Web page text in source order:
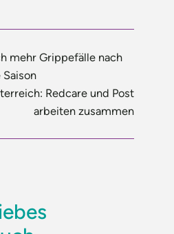
mehr Grippefälle nach
Redcare und Post
arbeiten zusammen